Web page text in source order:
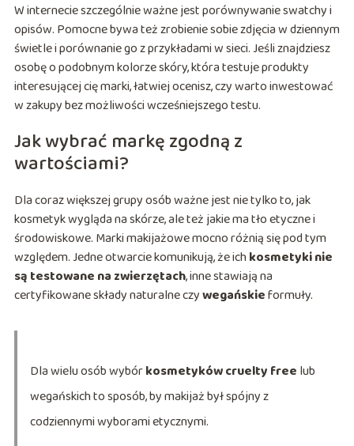
W internecie szczególnie ważne jest porównywanie swatchy i
opisów. Pomocne bywa też zrobienie sobie zdjęcia w dziennym
świetle i porównanie go z przykładami w sieci. Jeśli znajdziesz
osobę o podobnym kolorze skóry, która testuje produkty
interesującej cię marki, łatwiej ocenisz, czy warto inwestować
w zakupy bez możliwości wcześniejszego testu.
Jak wybrać markę zgodną z
wartościami?
Dla coraz większej grupy osób ważne jest nie tylko to, jak
kosmetyk wygląda na skórze, ale też jakie ma tło etyczne i
środowiskowe. Marki makijażowe mocno różnią się pod tym
względem. Jedne otwarcie komunikują, że ichkosmetyki nie
są testowane na zwierzętach, inne stawiają na
certyfikowane składy naturalne czywegańskieformuły.
Dla wielu osób wybórkosmetyków cruelty free lub
wegańskich to sposób, by makijaż był spójny z
codziennymi wyborami etycznymi.